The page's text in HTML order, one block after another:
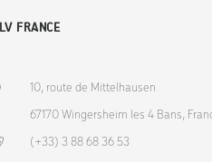
FRANCE
10, route de Mittelhausen
67170 Wingersheim les 4 Bans,
(+33) 3 88 68 36 53